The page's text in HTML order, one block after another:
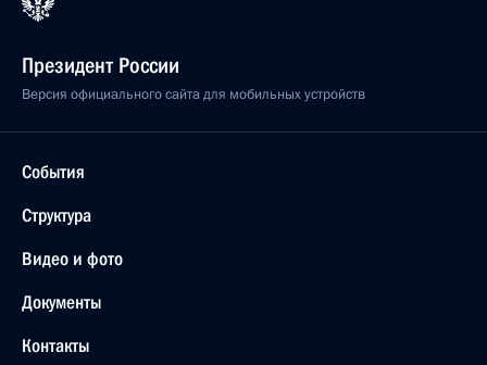
Президент России
Версия официального сайта для мобильных устройств
События
Структура
Видео и фото
Документы
Контакты